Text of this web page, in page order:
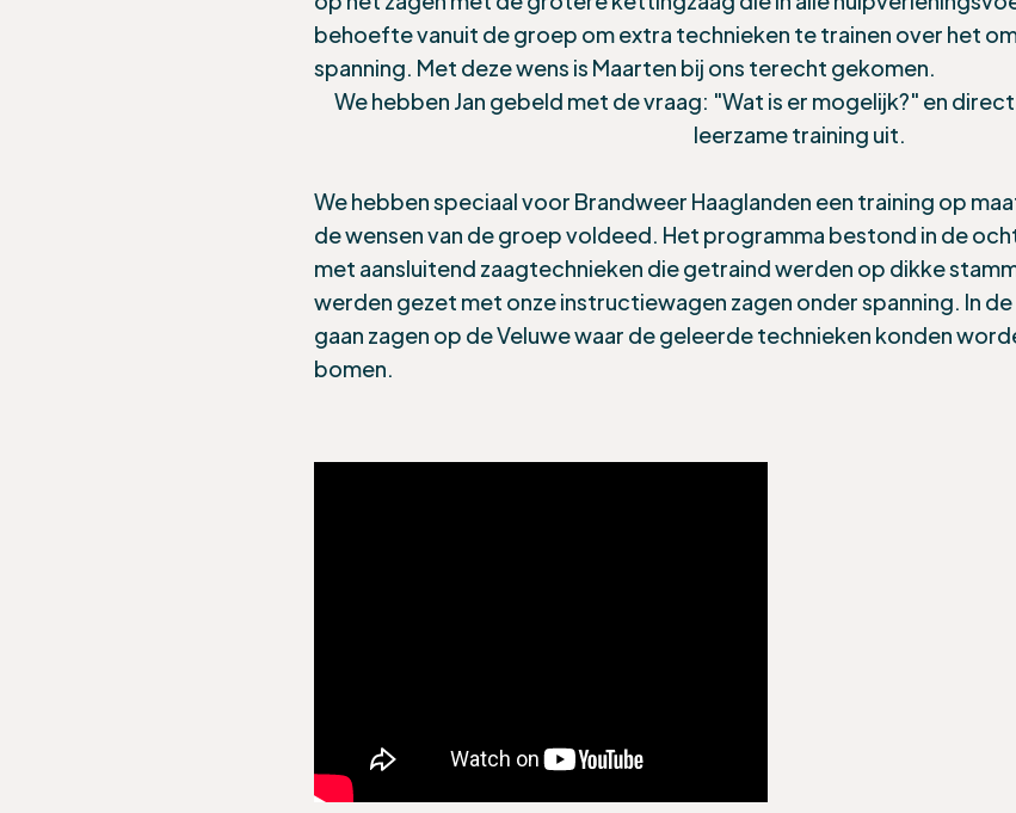
behoefte vanuit de groep om extra technieken te trainen over het
spanning. Met deze wens is Maarten bij ons terecht gekomen.
We hebben Jan gebeld met de vraag: "Wat is er mogelijk?" en
leerzame training uit.
We hebben speciaal voor Brandweer Haaglanden een training op
de wensen van de groep voldeed. Het programma bestond in de
met aansluitend zaagtechnieken die getraind werden op dikke
werden gezet met onzeinstructiewagen zagen onder spanning. In
gaan zagen op de Veluwe waar de geleerde technieken konden
bomen.